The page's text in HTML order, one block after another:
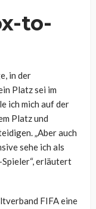
to-
in der
Platz sei im
ich mich auf der
Platz und
„Aber auch
sehe ich als
erläutert
FIFA eine